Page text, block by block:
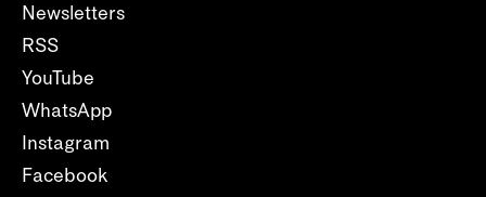
Newsletters
RSS
YouTube
WhatsApp
Instagram
Facebook